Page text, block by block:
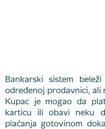
Bankarski sistem
određenoj prodavnici, ali
Kupac je mogao da
karticu ili obavi neku
plaćanja gotovinom